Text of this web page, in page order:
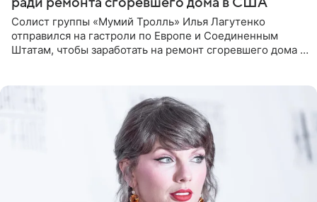
Солист группы «Мумий Тролль» Илья Лагутенко
отправился на гастроли по Европе и Соединенным
Штатам, чтобы заработать на ремонт сгоревшего дома в